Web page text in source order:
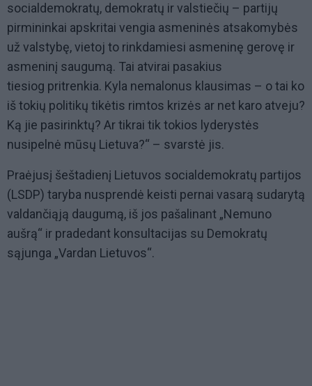
socialdemokratų, demokratų ir valstiečių – partijų
pirmininkai apskritai vengia asmeninės atsakomybės
už valstybę, vietoj to rinkdamiesi asmeninę gerovę ir
asmeninį saugumą. Tai atvirai pasakius
tiesiog pritrenkia. Kyla nemalonus klausimas – o tai ko
iš tokių politikų tikėtis rimtos krizės ar net karo atveju?
Ką jie pasirinktų? Ar tikrai tik tokios lyderystės
nusipelnė mūsų Lietuva?“ – svarstė jis.
Praėjusį šeštadienį Lietuvos socialdemokratų partijos
(LSDP) taryba nusprendė keisti pernai vasarą sudarytą
valdančiąją daugumą, iš jos pašalinant „Nemuno
aušrą“ ir pradedant konsultacijas su Demokratų
sąjunga „Vardan Lietuvos“.